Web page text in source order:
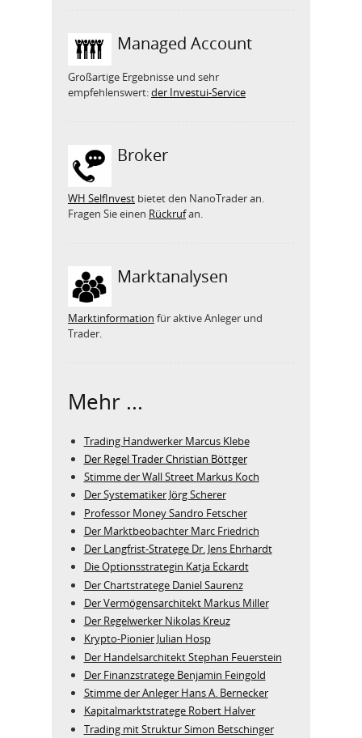
Managed Account
Großartige Ergebnisse und sehr
empfehlenswert:der Investui-Service
Broker
WH SelfInvest bietet den NanoTrader an.
Fragen Sie einen Rückrufan.
Marktanalysen
Marktinformation für aktive Anleger und
Trader.
Mehr ...
Trading Handwerker Marcus Klebe
Der Regel Trader Christian Böttger
Stimme der Wall Street Markus Koch
Der Systematiker Jörg Scherer
Professor Money Sandro Fetscher
Der Marktbeobachter Marc Friedrich
Der Langfrist-Stratege Dr. Jens Ehrhardt
Die Optionsstrategin Katja Eckardt
Der Chartstratege Daniel Saurenz
Der Vermögensarchitekt Markus Miller
Der Regelwerker Nikolas Kreuz
Krypto-Pionier Julian Hosp
Der Handelsarchitekt Stephan Feuerstein
Der Finanzstratege Benjamin Feingold
Stimme der Anleger Hans A. Bernecker
Kapitalmarktstratege Robert Halver
Trading mit Struktur Simon Betschinger